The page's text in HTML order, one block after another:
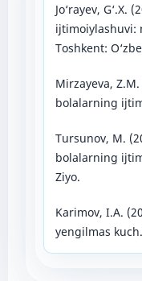
Jo‘rayev, G‘.X.
ijtimoiylashuvi:
Toshkent:
Mirzayeva,
bolalarning
Tursunov, M.
bolalarning
Ziyo.
Karimov, I.A.
yengilmas